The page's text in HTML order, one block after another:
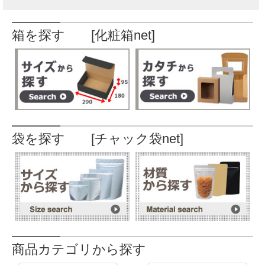
箱を探す [化粧箱net]
袋を探す [チャック袋net]
商品カテゴリから探す